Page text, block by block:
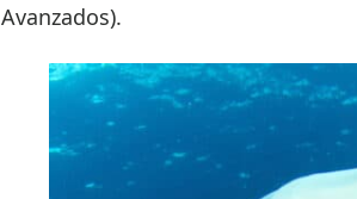
Avanzados).